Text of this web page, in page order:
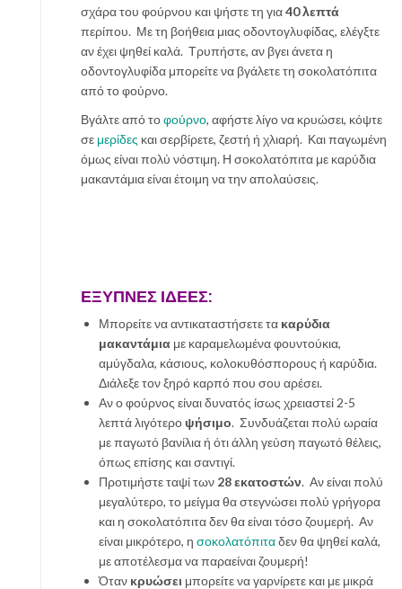
σχάρα του φούρνου και ψήστε τη για40 λεπτά
περίπου. Με τη βοήθεια μιας οδοντογλυφίδας, ελέγξτε
αν έχει ψηθεί καλά. Τρυπήστε, αν βγει άνετα η
οδοντογλυφίδα μπορείτε να βγάλετε τη σοκολατόπιτα
από το φούρνο.
Βγάλτε από τοφούρνο, αφήστε λίγο να κρυώσει, κόψτε
σε μερίδες και σερβίρετε, ζεστή ή χλιαρή. Και παγωμένη
όμως είναι πολύ νόστιμη. Η σοκολατόπιτα με καρύδια
μακαντάμια είναι έτοιμη να την απολαύσεις.
ΕΞΥΠΝΕΣ ΙΔΕΕΣ:
Μπορείτε να αντικαταστήσετε τα καρύδια
μακαντάμια με καραμελωμένα φουντούκια,
αμύγδαλα, κάσιους, κολοκυθόσπορους ή καρύδια.
Διάλεξε τον ξηρό καρπό που σου αρέσει.
Αν ο φούρνος είναι δυνατός ίσως χρειαστεί 2-5
λεπτά λιγότερο ψήσιμο. Συνδυάζεται πολύ ωραία
με παγωτό βανίλια ή ότι άλλη γεύση παγωτό θέλεις,
όπως επίσης και σαντιγί.
Προτιμήστε ταψί των 28 εκατοστών. Αν είναι πολύ
μεγαλύτερο, το μείγμα θα στεγνώσει πολύ γρήγορα
και η σοκολατόπιτα δεν θα είναι τόσο ζουμερή. Αν
είναι μικρότερο, η σοκολατόπιταδεν θα ψηθεί καλά,
με αποτέλεσμα να παραείναι ζουμερή!
Όταν κρυώσει μπορείτε να γαρνίρετε και με μικρά